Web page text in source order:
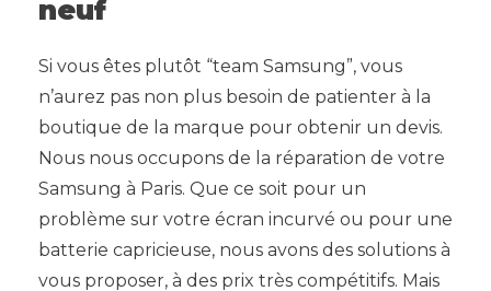
neuf
Si vous êtes plutôt “team Samsung”, vous
n’aurez pas non plus besoin de patienter à la
boutique de la marque pour obtenir un devis.
Nous nous occupons de la réparation de votre
Samsung à Paris. Que ce soit pour un
problème sur votre écran incurvé ou pour une
batterie capricieuse, nous avons des solutions à
vous proposer, à des prix très compétitifs. Mais